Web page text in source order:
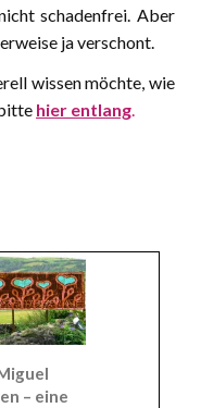
schadenfrei. Aber
ja verschont.
wissen möchte, wie
hier entlang.
– eine